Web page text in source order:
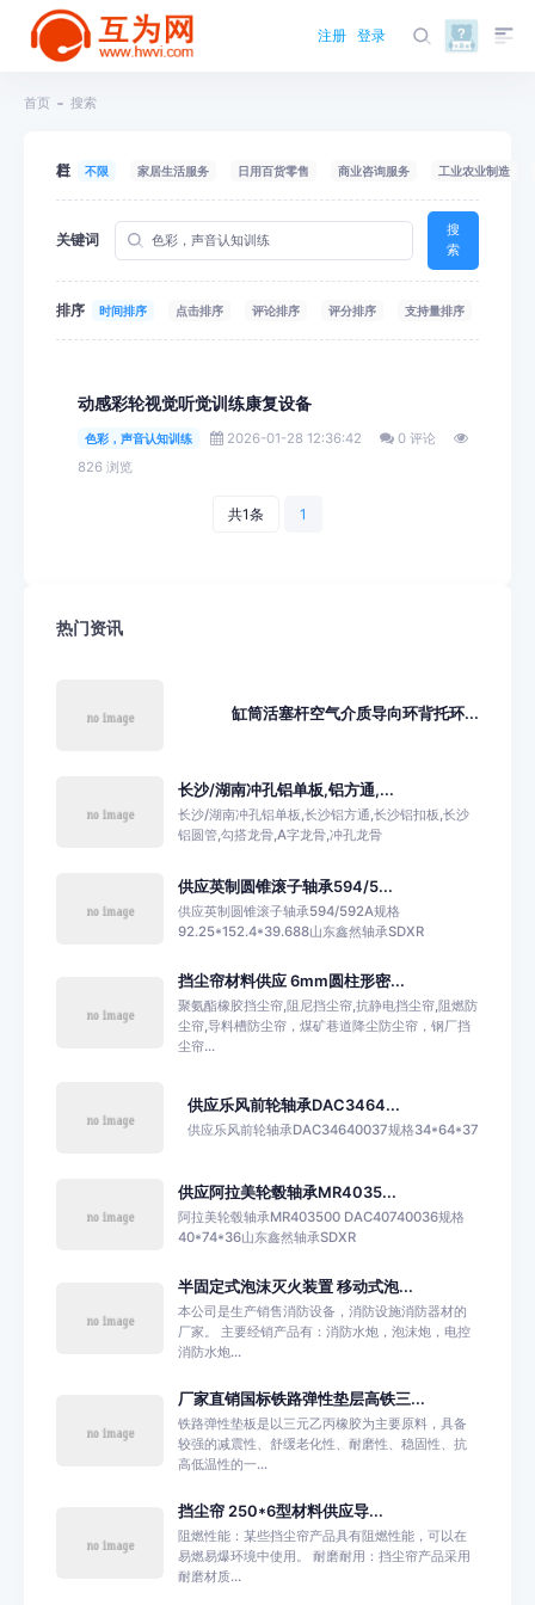
注册 登录
首页 搜索
栏目 不限 家居生活服务 日用百货零售 商业咨询服务 工业农业制造
关键词
搜
索
排序 时间排序 点击排序 评论排序 评分排序 支持量排序
动感彩轮视觉听觉训练康复设备
色彩，声音认知训练 2026-01-28 12:36:42
0 评论
826 浏览
共1条 1
热门资讯
缸筒活塞杆空气介质导向环背托环...
长沙/湖南冲孔铝单板,铝方通,...
长沙/湖南冲孔铝单板,长沙铝方通,长沙铝扣板,长沙
铝圆管,勾搭龙骨,A字龙骨,冲孔龙骨
供应英制圆锥滚子轴承594/5...
供应英制圆锥滚子轴承594/592A规格
92.25*152.4*39.688山东鑫然轴承SDXR
挡尘帘材料供应 6mm圆柱形密...
聚氨酯橡胶挡尘帘,阻尼挡尘帘,抗静电挡尘帘,阻燃防
尘帘,导料槽防尘帘，煤矿巷道降尘防尘帘，钢厂挡
尘帘...
供应乐风前轮轴承DAC3464...
供应乐风前轮轴承DAC34640037规格34*64*37
供应阿拉美轮毂轴承MR4035...
阿拉美轮毂轴承MR403500 DAC40740036规格
40*74*36山东鑫然轴承SDXR
半固定式泡沫灭火装置 移动式泡...
本公司是生产销售消防设备，消防设施消防器材的
厂家。 主要经销产品有：消防水炮，泡沫炮，电控
消防水炮...
厂家直销国标铁路弹性垫层高铁三...
铁路弹性垫板是以三元乙丙橡胶为主要原料，具备
较强的减震性、舒缓老化性、耐磨性、稳固性、抗
高低温性的一...
挡尘帘 250*6型材料供应导...
阻燃性能：某些挡尘帘产品具有阻燃性能，可以在
易燃易爆环境中使用。 耐磨耐用：挡尘帘产品采用
耐磨材质...